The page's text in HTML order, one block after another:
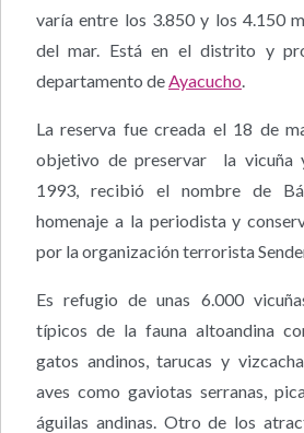
varía entre los 3.850 y los 4.150
del mar. Está en el distrito y
departamento de Ayacucho
La reserva fue creada el 18 de
objetivo de preservar la vicuña
1993, recibió el nombre de
homenaje a la periodista y
por la organización terrorista
Es refugio de unas 6.000
típicos de la fauna altoandina
gatos andinos, tarucas y
aves como gaviotas serranas,
águilas andinas. Otro de los